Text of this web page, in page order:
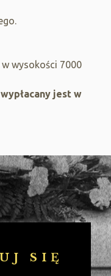
w wysokości 7000
jest w
SIĘ